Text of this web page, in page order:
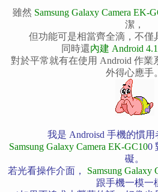
雖然 Samsung Galaxy Camera EK-
潔，
但功能可是相當齊全滴，不僅
同時還內建 Android
對於平常就有在使用 Android 作業
外得心應手。
我是 Androisd 手機的慣
Samsung Galaxy Camera EK-GC100
礙。
若光看操作介面， Samsung Galaxy
跟手機一模一